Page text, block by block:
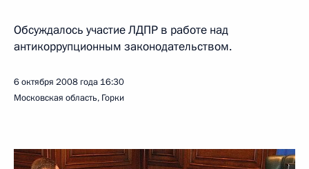
Обсуждалось участие ЛДПР в работе над
антикоррупционным законодательством.
6 октября 2008 года 16:30
Московская область, Горки